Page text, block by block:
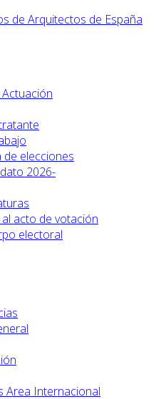
elecciones
2026-
acto de votación
electoral
Area Internacional